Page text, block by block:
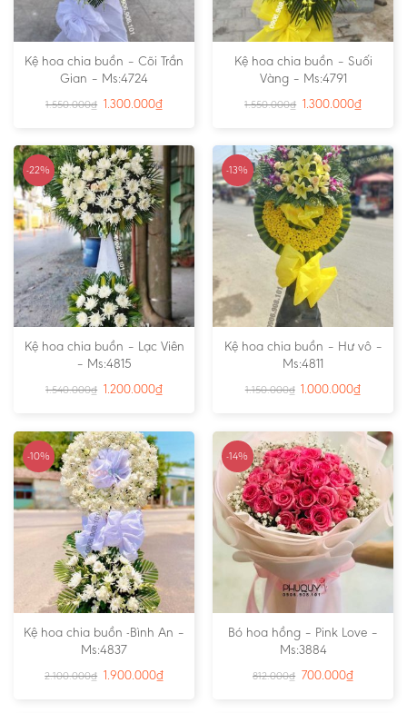
Kệ hoa chia buồn – Cõi Trần
Gian – Ms:4724
1.550.000₫ 1.300.000₫
Kệ hoa chia buồn – Suối
Vàng – Ms:4791
1.550.000₫ 1.300.000₫
-22%
Kệ hoa chia buồn – Lạc Viên
– Ms:4815
1.540.000₫ 1.200.000₫
-13%
Kệ hoa chia buồn – Hư vô –
Ms:4811
1.150.000₫ 1.000.000₫
-10%
Kệ hoa chia buồn -Bình An –
Ms:4837
2.100.000₫ 1.900.000₫
-14%
Bó hoa hồng – Pink Love –
Ms:3884
812.000₫ 700.000₫